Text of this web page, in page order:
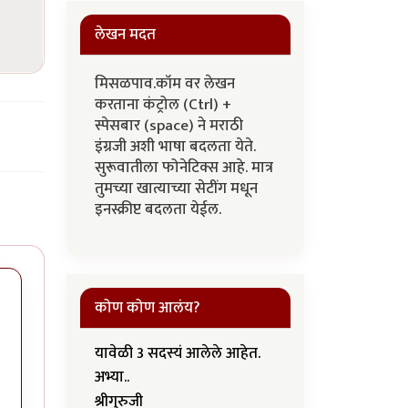
लेखन मदत
मिसळपाव.कॉम वर लेखन
करताना कंट्रोल (Ctrl) +
स्पेसबार (space) ने मराठी
इंग्रजी अशी भाषा बदलता येते.
सुरूवातीला फोनेटिक्स आहे. मात्र
तुमच्या खात्याच्या सेटींग मधून
इनस्क्रीप्ट बदलता येईल.
कोण कोण आलंय?
यावेळी 3 सदस्यं आलेले आहेत.
अभ्या..
श्रीगुरुजी